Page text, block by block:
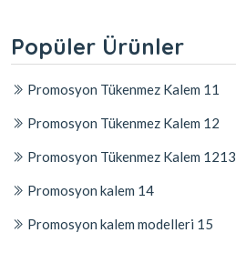
Popüler Ürünler
Promosyon Tükenmez Kalem 11
Promosyon Tükenmez Kalem 12
Promosyon Tükenmez Kalem 1213
Promosyon kalem 14
Promosyon kalem modelleri 15